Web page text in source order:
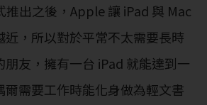
推出之後，Apple 讓 iPad 與 Mac
近，所以對於平常不太需要長時
朋友，擁有一台 iPad 就能達到一
爾需要工作時能化身做為輕文書